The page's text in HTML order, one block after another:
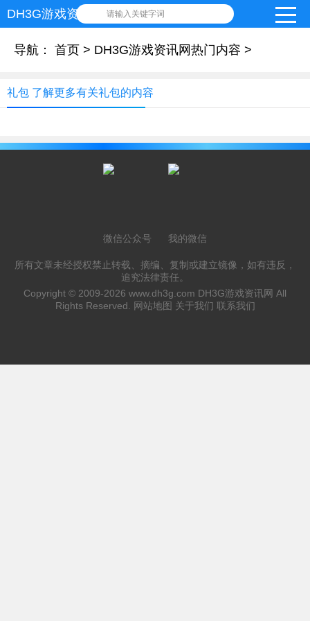
DH3G游戏资讯网 请输入关键字词
导航： 首页 > DH3G游戏资讯网热门内容 >
礼包 了解更多有关礼包的内容
微信公众号 我的微信
所有文章未经授权禁止转载、摘编、复制或建立镜像，如有违反，
追究法律责任。
Copyright © 2009-2026 www.dh3g.com DH3G游戏资讯网 All
Rights Reserved.
网站地图 关于我们 联系我们